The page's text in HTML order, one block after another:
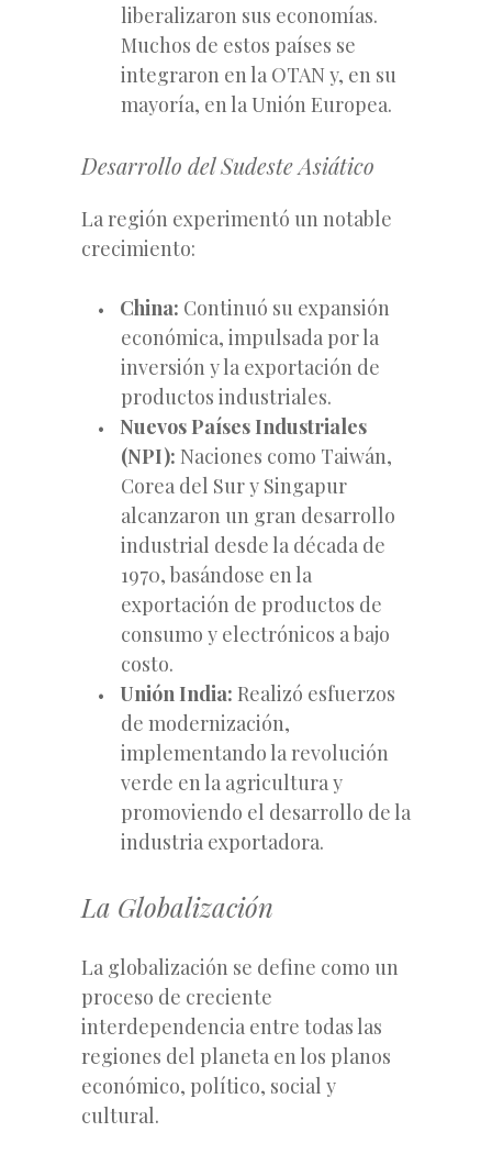
liberalizaron sus economías.
Muchos de estos países se
integraron en la OTAN y, en su
mayoría, en la Unión Europea.
Desarrollo del Sudeste Asiático
La región experimentó un notable
crecimiento:
China: Continuó su expansión
económica, impulsada por la
inversión y la exportación de
productos industriales.
Nuevos Países Industriales
(NPI): Naciones como Taiwán,
Corea del Sur y Singapur
alcanzaron un gran desarrollo
industrial desde la década de
1970, basándose en la
exportación de productos de
consumo y electrónicos a bajo
costo.
Unión India: Realizó esfuerzos
de modernización,
implementando la revolución
verde en la agricultura y
promoviendo el desarrollo de la
industria exportadora.
La Globalización
La globalización se define como un
proceso de creciente
interdependencia entre todas las
regiones del planeta en los planos
económico, político, social y
cultural.